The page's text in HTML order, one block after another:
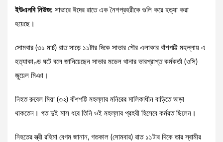
ইউএনবি নিউজ: সাভারে ঈদের রাতে এক নৈশপ্রহরীকে গুলি করে হত্যা করা
হয়েছে।
সোমবার (৩১ মার্চ) রাত সাড়ে ১১টার দিকে সাভার পৌর এলাকার বাঁশপট্টি মহল্লায় এ
হত্যাকাণ্ড ঘটে বলে জানিয়েছেন সাভার মডেল থানার ভারপ্রাপ্ত কর্মকর্তা (ওসি)
জুয়েল মিঞা।
নিহত রুবেল মিয়া (৩২) বাঁশপট্টি মহল্লার মনিরের মালিকাধীন বাড়িতে ভাড়া
থাকতেন। গত দুই মাস ধরে তিনি ওই মহল্লার প্রহরী হিসেবে কর্মরত ছিলেন।
নিহতের স্ত্রী রহিমা বেগম জানান, গতকাল (সোমবার) রাত ১১টার দিকে তার স্বামীর